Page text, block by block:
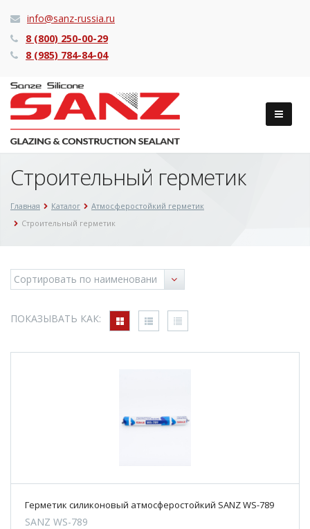
info@sanz-russia.ru
8 (800) 250-00-29
8 (985) 784-84-04
Строительный герметик
Главная Каталог
Атмосферостойкий герметик
Строительный герметик
ПОКАЗЫВАТЬ КАК:
Герметик силиконовый атмосферостойкий SANZ WS-789
SANZ WS-789